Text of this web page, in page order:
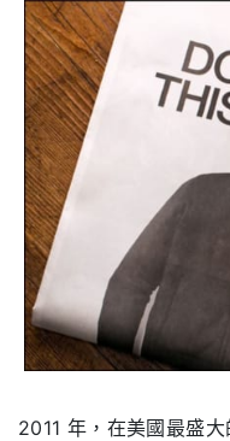
2011 年，在美國最盛